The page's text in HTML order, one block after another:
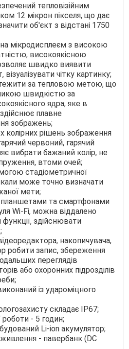
тепловізійним
12 мікрон пікселя, що дає
об'єкт з відстані 1750
мікродисплеєм з високою
високоякісною
швидко виявити
чітку картинку;
за тепловою метою, що
швидкістю за
ядра, яке в
плавне
зображень;
колірних рішень зображення
червоний, гарячий
вибрати бажаний колір, не
втоми очей;
стадіометричної
може точно визначати
мети;
планшетами та смартфонами
Wi-Fi, можна віддалено
здійснювати
накопичувача,
робити запис, збереження
переглядів
або охоронних підрозділів
із удароміцного
складає IP67;
- 5 годин;
Li-ion акумулятор;
- павербанк (DC